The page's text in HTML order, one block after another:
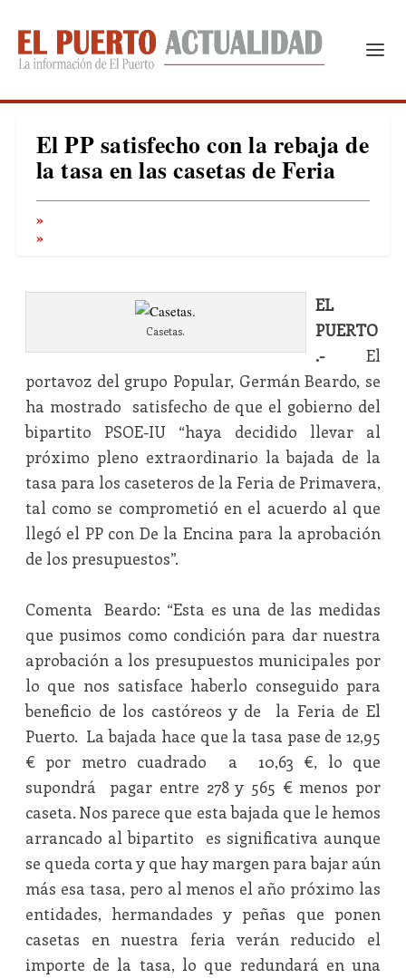
El PP satisfecho con la rebaja de
la tasa en las casetas de Feria
Casetas.
EL
PUERTO
.-El
portavoz del grupo Popular, Germán Beardo, se
ha mostrado satisfecho de que el gobierno del
bipartito PSOE-IU “haya decidido llevar al
próximo pleno extraordinario la bajada de la
tasa para los caseteros de la Feria de Primavera,
tal como se comprometió en el acuerdo al que
llegó el PP con De la Encina para la aprobación
de los presupuestos”.
Comenta Beardo: “Esta es una de las medidas
que pusimos como condición para dar nuestra
aprobación a los presupuestos municipales por
lo que nos satisface haberlo conseguido para
beneficio de los castóreos y de la Feria de El
Puerto. La bajada hace que la tasa pase de 12,95
€ por metro cuadrado a 10,63 €, lo que
supondrá pagar entre 278 y 565 € menos por
caseta. Nos parece que esta bajada que le hemos
arrancado al bipartito es significativa aunque
se queda corta y que hay margen para bajar aún
más esa tasa, pero al menos el año próximo las
entidades, hermandades y peñas que ponen
casetas en nuestra feria verán reducido el
importe de la tasa, lo que redundará en una